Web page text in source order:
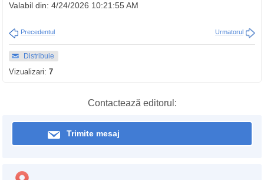
Valabil din: 4/24/2026 10:21:55 AM
Precedentul Urmatorul
Distribuie
Vizualizari: 7
Contactează editorul:
Trimite mesaj